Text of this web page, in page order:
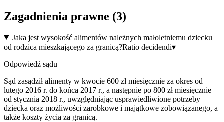
Zagadnienia prawne (3)
Jaka jest wysokość alimentów należnych małoletniemu dziecku
od rodzica mieszkającego za granicą?Ratio decidendi▾
Odpowiedź sądu
Sąd zasądził alimenty w kwocie 600 zł miesięcznie za okres od
lutego 2016 r. do końca 2017 r., a następnie po 800 zł miesięcznie
od stycznia 2018 r., uwzględniając usprawiedliwione potrzeby
dziecka oraz możliwości zarobkowe i majątkowe zobowiązanego, a
także koszty życia za granicą.